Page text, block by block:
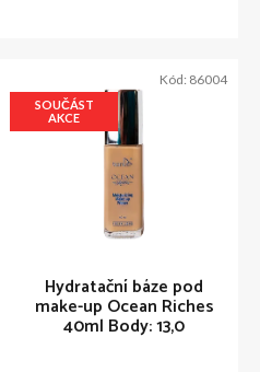
SOUČÁST
AKCE
Hydratační báze pod
make-up Ocean Riches
40ml Body: 13,0
Kód: 86004